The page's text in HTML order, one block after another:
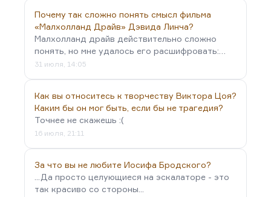
Почему так сложно понять смысл фильма
«Малхолланд Драйв» Дэвида Линча?
Малхолланд драйв действительно сложно
понять, но мне удалось его расшифровать:…
31 июля, 14:05
Как вы относитесь к творчеству Виктора Цоя?
Каким бы он мог быть, если бы не трагедия?
Точнее не скажешь :(
16 июля, 21:11
За что вы не любите Иосифа Бродского?
...Да просто целующиеся на эскалаторе - это
так красиво со стороны...